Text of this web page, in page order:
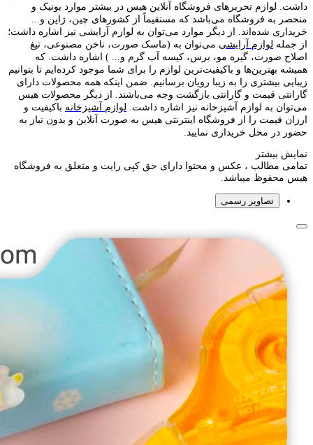
داشت. لوازم تحریر‌های فروشگاه آنلاین هیس در بیشتر موارد یونیک و
منحصر به فروشگاه می‌باشد که مستقیماً از کشور‌های چین، ژاپن و...
خریداری شده‌اند. از دیگر موارد می‌توان به لوازم آرایشی نیز اشاره داشت؛
از جمله لوازم آرایشی می‌توان به (ماسک صورت، ناخن مصنوعی، تیغ
اصلاح صورت، گیره مو، برس، کیسه آب گرم و... ) اشاره داشت. که
همیشه بهترین‌ها و باکیفیت‌ترین لوازم را برای شما موجود کرده‌ایم تا بتوانیم
زیبایی بیشتری را به زیبا رویان برسانیم. ضمن اینکه همه محصولات دارای
گارانتی قیمت و گارانتی بازگشت وجه می‌باشند. از دیگر محصولات هیس
می‌توان به لوازم آشپزخانه نیز اشاره داشت. لوازم آشپزخانه باکیفیت و
ارزان قیمت را از فروشگاه اینترنتی هیس به صورت آنلاین و بدون نیاز به
حضور در محل خریداری نمایید.
نمایش بیشتر
تمامی مطالب ، عکس و محتوا دارای حق کپی رایت و متعلق به فروشگاه
هیس محفوظ میباشد.
تصاویر رسمی